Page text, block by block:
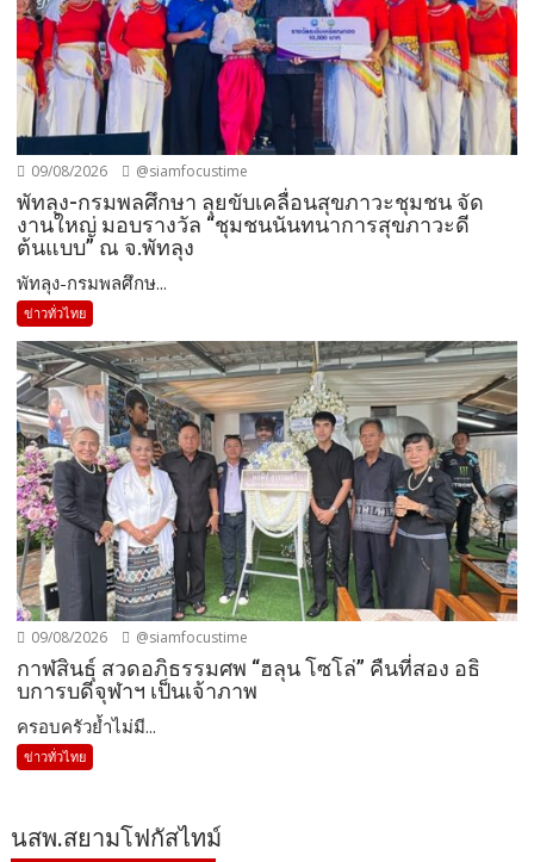
09/08/2026 @siamfocustime
พัทลุง-กรมพลศึกษา ลุยขับเคลื่อนสุขภาวะชุมชน จัด
งานใหญ่ มอบรางวัล “ชุมชนนันทนาการสุขภาวะดี
ต้นแบบ” ณ จ.พัทลุง
พัทลุง-กรมพลศึกษ...
ข่าวทั่วไทย
09/08/2026 @siamfocustime
กาฬสินธุ์ สวดอภิธรรมศพ “ฮลุน โซโล่” คืนที่สอง อธิ
บการบดีจุฬาฯ เป็นเจ้าภาพ
ครอบครัวย้ำไม่มี...
ข่าวทั่วไทย
นสพ.สยามโฟกัสไทม์